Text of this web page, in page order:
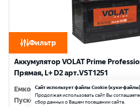
Фильтр
Аккумулятор VOLAT Prime
Прямая, L+ D2 арт.VST1251
Емкость:125 Ач
Пусковой ток:950 A
Сайт использует файлы Cookie (куки-файлы)
Продолжая использовать сайт Вы
сбор данных о Вашем посещении сайта.